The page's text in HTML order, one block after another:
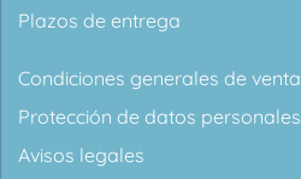
Plazos de entrega
Condiciones generales de venta
Protección de datos personales
Avisos legales